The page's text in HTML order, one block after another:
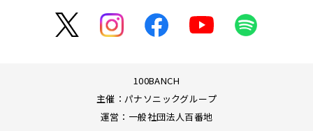
100BANCH
主催：パナソニックグループ
運営：一般社団法人百番地